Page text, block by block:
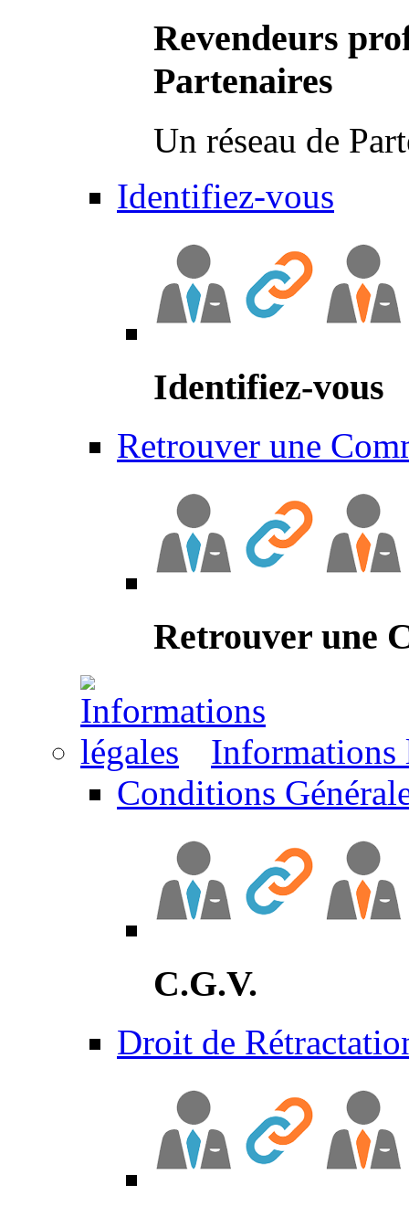
Revendeurs
Partenaires
Un réseau de
Identifiez-vous
Identifiez-vous
Retrouver une
Retrouver une
Informations
Conditions
C.G.V.
Droit de